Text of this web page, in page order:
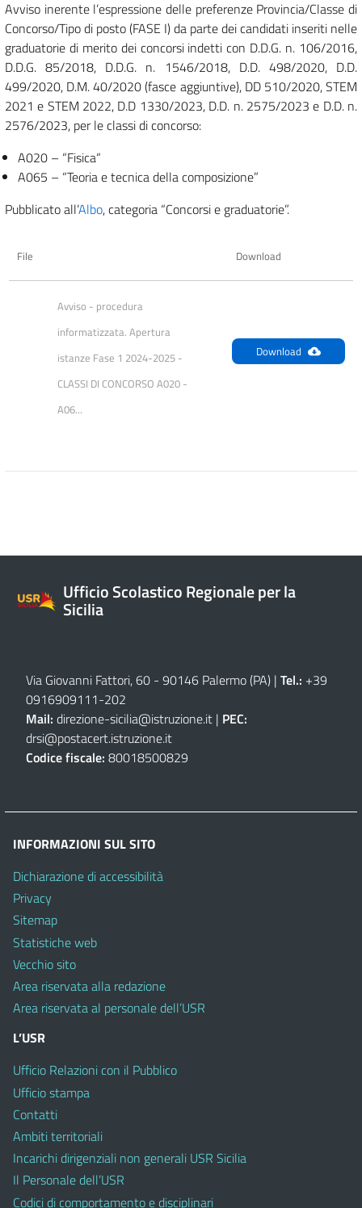
Avviso inerente l’espressione delle preferenze Provincia/Classe di
Concorso/Tipo di posto (FASE I) da parte dei candidati inseriti nelle
graduatorie di merito dei concorsi indetti con D.D.G. n. 106/2016,
D.D.G. 85/2018, D.D.G. n. 1546/2018, D.D. 498/2020, D.D.
499/2020, D.M. 40/2020 (fasce aggiuntive), DD 510/2020, STEM
2021 e STEM 2022, D.D 1330/2023, D.D. n. 2575/2023 e D.D. n.
2576/2023, per le classi di concorso:
A020 – “Fisica“
A065 – “Teoria e tecnica della composizione”
Pubblicato all’Albo, categoria “Concorsi e graduatorie”.
File Download
Avviso - procedura
informatizzata. Apertura
istanze Fase 1 2024-2025 -
CLASSI DI CONCORSO A020 -
A06...
Download
Ufficio Scolastico Regionale per la
Sicilia
Via Giovanni Fattori, 60 - 90146 Palermo (PA) | Tel.: +39
0916909111-202
Mail: direzione-sicilia@istruzione.it | PEC:
drsi@postacert.istruzione.it
Codice fiscale: 80018500829
INFORMAZIONI SUL SITO
Dichiarazione di accessibilità
Privacy
Sitemap
Statistiche web
Vecchio sito
Area riservata alla redazione
Area riservata al personale dell’USR
L’USR
Ufficio Relazioni con il Pubblico
Ufficio stampa
Contatti
Ambiti territoriali
Incarichi dirigenziali non generali USR Sicilia
Il Personale dell’USR
Codici di comportamento e disciplinari